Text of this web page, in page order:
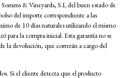
& Vineyards, S.L del buen estado de
del importe correspondiente a las
de 10 días naturales utilizando el mismo
para la compra inicial. Esta garantía no se
la devolución, que correrán a cargo del
Si el cliente detecta que el producto